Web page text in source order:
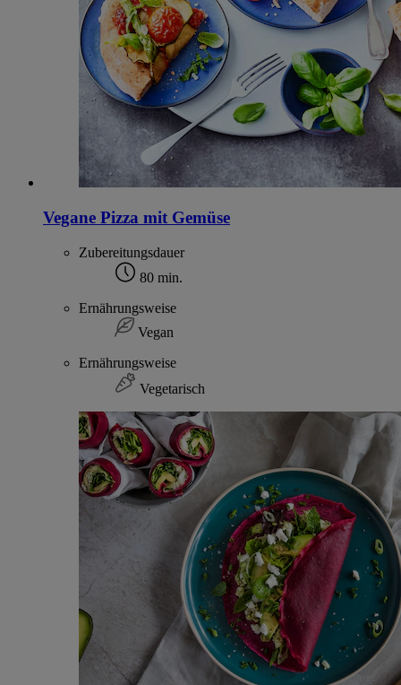
Vegane Pizza mit Gemüse
Zubereitungsdauer
80 min.
Ernährungsweise
Vegan
Ernährungsweise
Vegetarisch